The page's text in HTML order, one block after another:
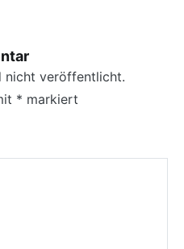
nicht veröffentlicht.
* markiert